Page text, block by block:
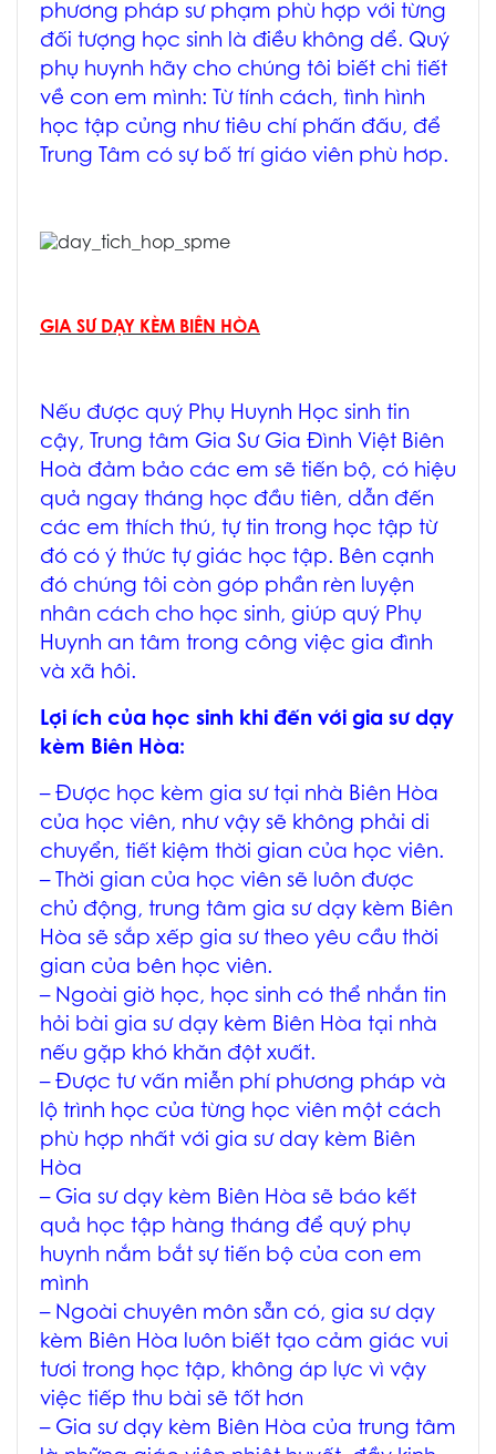
phương pháp sư phạm phù hợp với từng
đối tượng học sinh là điều không dể. Quý
phụ huynh hãy cho chúng tôi biết chi tiết
về con em mình:
Từ tính cách, tình hình
học tập củng như tiêu chí phấn đấu, để
Trung Tâm có sự bố trí giáo viên phù hơp.
GIA SƯ DẠY KÈM BIÊN HÒA
Nếu được quý Phụ Huynh Học sinh tin
cậy, Trung tâm Gia Sư Gia Đình Việt Biên
Hoà đảm bảo các em sẽ tiến bộ, có hiệu
quả ngay tháng học đầu tiên, dẫn đến
các em thích thú, tự tin trong học tập từ
đó có ý thức tự giác học tập. Bên cạnh
đó chúng tôi còn góp phần rèn luyện
nhân cách cho học sinh, giúp quý Phụ
Huynh an tâm trong công việc gia đình
và xã hôi.
Lợi ích của học sinh khi đến với gia sư dạy
kèm Biên Hòa:
– Được học kèm gia sư tại nhà Biên Hòa
của học viên, như vậy sẽ không phải di
chuyển, tiết kiệm thời gian của học viên.
– Thời gian của học viên sẽ luôn được
chủ động, trung tâm gia sư dạy kèm Biên
Hòa sẽ sắp xếp gia sư theo yêu cầu thời
gian của bên học viên.
– Ngoài giờ học, học sinh có thể nhắn tin
hỏi bài gia sư dạy kèm Biên Hòa tại nhà
nếu gặp khó khăn đột xuất.
– Được tư vấn miễn phí phương pháp và
lộ trình học của từng học viên một cách
phù hợp nhất với gia sư day kèm Biên
Hòa
– Gia sư dạy kèm Biên Hòa sẽ báo kết
quả học tập hàng tháng để quý phụ
huynh nắm bắt sự tiến bộ của con em
mình
– Ngoài chuyên môn sẵn có, gia sư dạy
kèm Biên Hòa luôn biết tạo cảm giác vui
tươi trong học tập, không áp lực vì vậy
việc tiếp thu bài sẽ tốt hơn
– Gia sư dạy kèm Biên Hòa của trung tâm